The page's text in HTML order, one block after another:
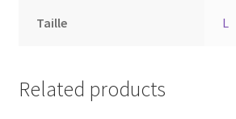
Taille L
Related products